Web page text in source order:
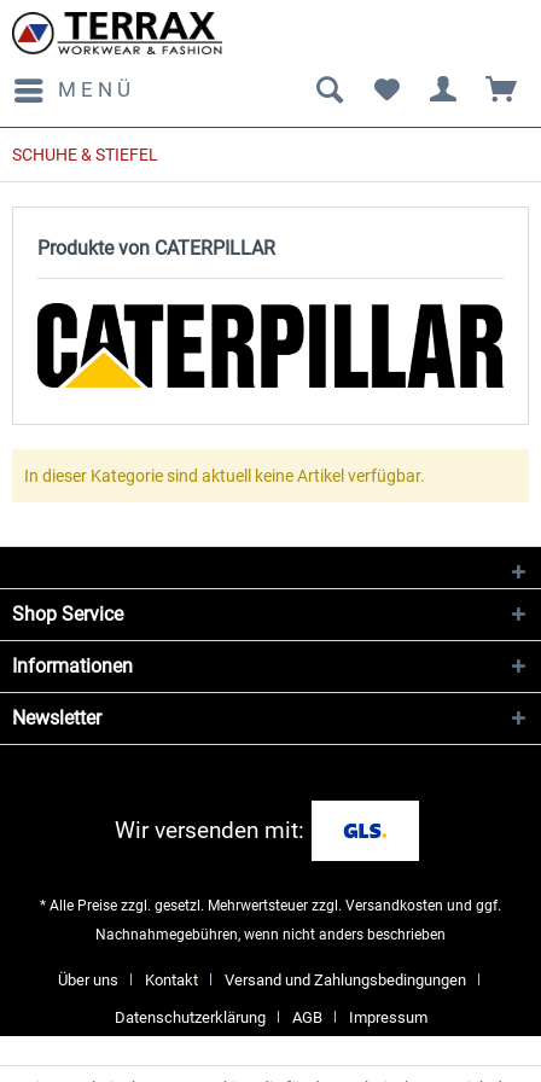
MENÜ
SCHUHE & STIEFEL
Produkte von CATERPILLAR
In dieser Kategorie sind aktuell keine Artikel verfügbar.
Shop Service
Informationen
Newsletter
Wir versenden mit:
* Alle Preise zzgl. gesetzl. Mehrwertsteuer zzgl. Versandkosten und ggf.
Nachnahmegebühren, wenn nicht anders beschrieben
Über uns Kontakt Versand und Zahlungsbedingungen
Datenschutzerklärung AGB Impressum